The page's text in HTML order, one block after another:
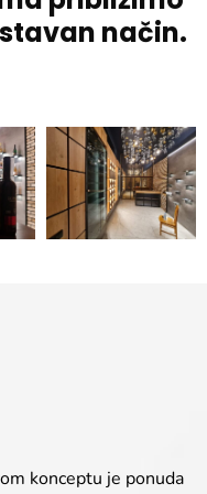
način.
konceptu je ponuda